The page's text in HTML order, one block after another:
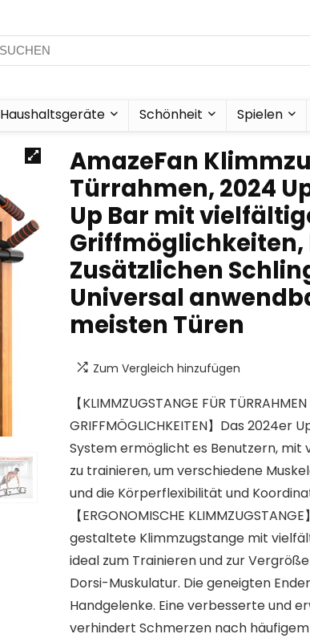
Haushaltsgeräte Schönheit Spielen
AmazeFan
Türrahmen, 2024
Up Bar mit
Griffmöglichkeiten,
Zusätzlichen
Universal
meisten Türen
Zum Vergleich hinzufügen
【KLIMMZUGSTANGE FÜR
GRIFFMÖGLICHKEITEN】Das
System ermöglicht es Benutzern, mit
zu trainieren, um verschiedene
und die Körperflexibilität und
【ERGONOMISCHE
gestaltete Klimmzugstange mit
ideal zum Trainieren und zur
Dorsi-Muskulatur. Die geneigten
Handgelenke. Eine verbesserte und
verhindert Schmerzen nach häufigem